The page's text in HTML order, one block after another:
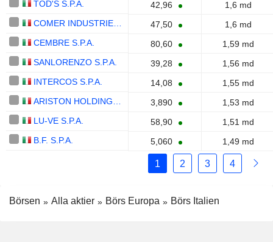
TOD'S S.P.A.
42,96
1,6 md
47,50
1,6 md
CEMBRE S.P.A.
80,60
1,59 md
SANLORENZO S.P.A.
39,28
1,56 md
INTERCOS S.P.A.
14,08
1,55 md
3,890
1,53 md
LU-VE S.P.A.
58,90
1,51 md
B.F. S.P.A.
5,060 1,49 md
1 2 3 4
Börsen Alla aktier Börs Europa Börs Italien